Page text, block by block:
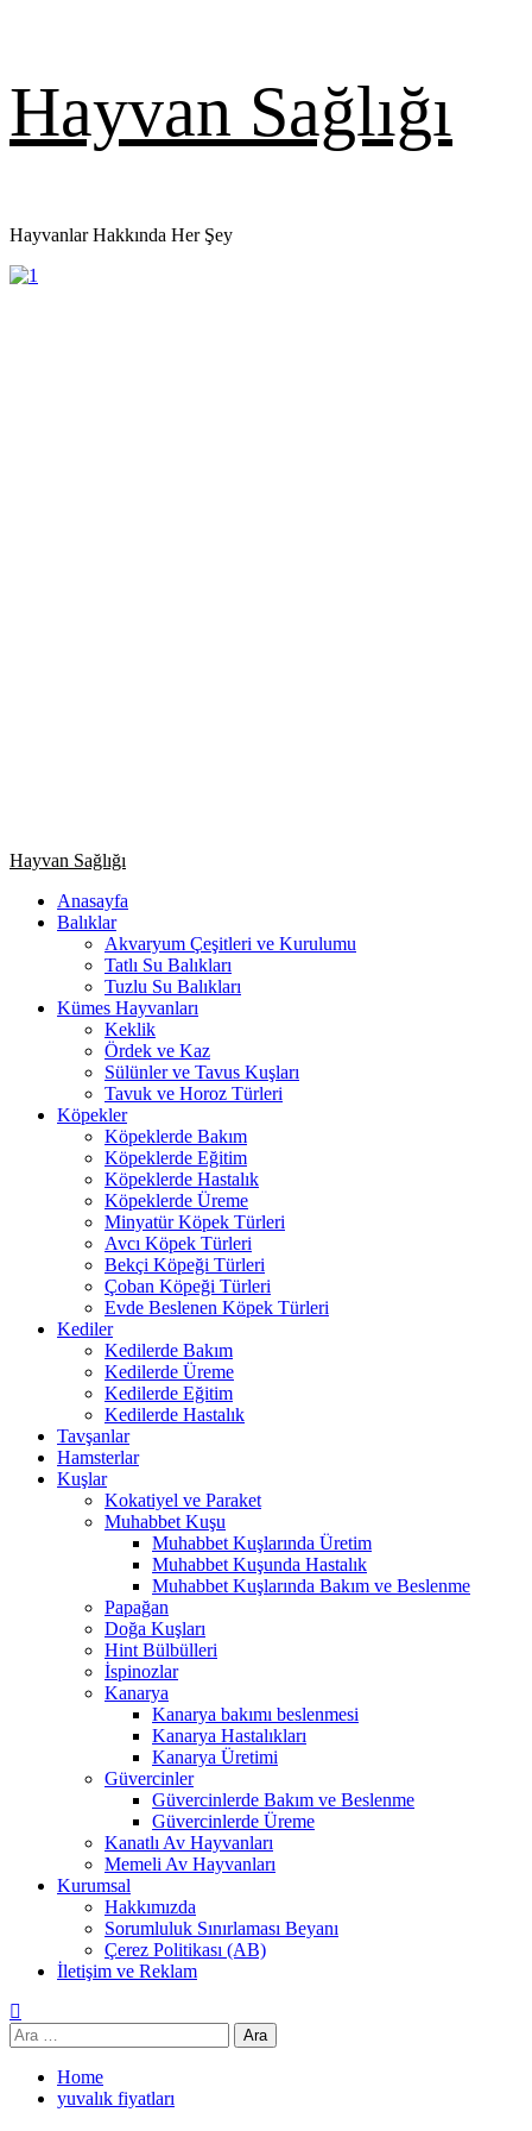
Hayvan Sağlığı
Hayvanlar Hakkında Her Şey
Primary
Hayvan Sağlığı
Anasayfa
Balıklar
Akvaryum Çeşitleri ve Kurulumu
Tatlı Su Balıkları
Tuzlu Su Balıkları
Kümes Hayvanları
Keklik
Ördek ve Kaz
Sülünler ve Tavus Kuşları
Tavuk ve Horoz Türleri
Köpekler
Köpeklerde Bakım
Köpeklerde Eğitim
Köpeklerde Hastalık
Köpeklerde Üreme
Minyatür Köpek Türleri
Avcı Köpek Türleri
Bekçi Köpeği Türleri
Çoban Köpeği Türleri
Evde Beslenen Köpek Türleri
Kediler
Kedilerde Bakım
Kedilerde Üreme
Kedilerde Eğitim
Kedilerde Hastalık
Tavşanlar
Hamsterlar
Kuşlar
Kokatiyel ve Paraket
Muhabbet Kuşu
Muhabbet Kuşlarında Üretim
Muhabbet Kuşunda Hastalık
Muhabbet Kuşlarında Bakım ve Beslenme
Papağan
Doğa Kuşları
Hint Bülbülleri
İspinozlar
Kanarya
Kanarya bakımı beslenmesi
Kanarya Hastalıkları
Kanarya Üretimi
Güvercinler
Güvercinlerde Bakım ve Beslenme
Güvercinlerde Üreme
Kanatlı Av Hayvanları
Memeli Av Hayvanları
Kurumsal
Hakkımızda
Sorumluluk Sınırlaması Beyanı
Çerez Politikası (AB)
İletişim ve Reklam
Arama:
Home
yuvalık fiyatları